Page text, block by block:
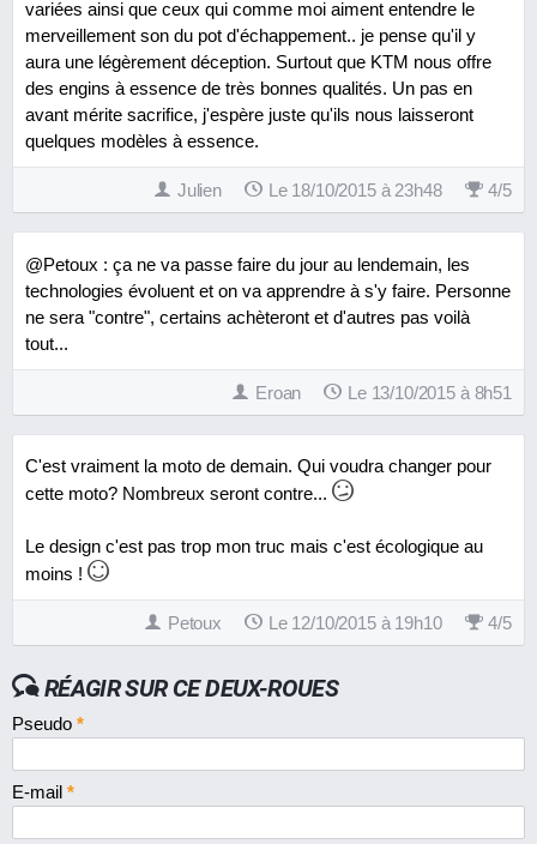
variées ainsi que ceux qui comme moi aiment entendre le
merveillement son du pot d'échappement.. je pense qu'il y
aura une légèrement déception. Surtout que KTM nous offre
des engins à essence de très bonnes qualités. Un pas en
avant mérite sacrifice, j'espère juste qu'ils nous laisseront
quelques modèles à essence.
Julien Le 18/10/2015 à 23h48 4/5
@Petoux : ça ne va passe faire du jour au lendemain, les
technologies évoluent et on va apprendre à s'y faire. Personne
ne sera "contre", certains achèteront et d'autres pas voilà
tout...
Eroan Le 13/10/2015 à 8h51
C'est vraiment la moto de demain. Qui voudra changer pour
cette moto? Nombreux seront contre...
Le design c'est pas trop mon truc mais c'est écologique au
moins !
Petoux Le 12/10/2015 à 19h10 4/5
RÉAGIR SUR CE DEUX-ROUES
Pseudo *
E-mail *